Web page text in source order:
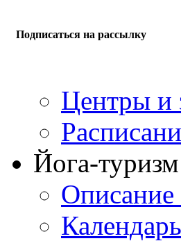
Подписаться на рассылку
Центры и
Йога-туризм
Описание
Календарь